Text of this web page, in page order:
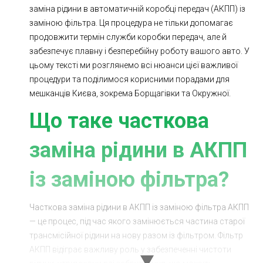
Ходова частина Зчеплення
ГРМ Шиномонтаж
Запчастини Двигун
Гальмівна система Заміна Ременей
заміна рідини в автоматичній коробці передач (АКПП) із
заміною фільтра. Ця процедура не тільки допомагає
продовжити термін служби коробки передач, але й
забезпечує плавну і безперебійну роботу вашого авто. У
цьому тексті ми розглянемо всі нюанси цієї важливої
процедури та поділимося корисними порадами для
мешканців Києва, зокрема Борщагівки та Окружної.
Що таке часткова
заміна рідини в АКПП
із заміною фільтра?
Часткова заміна рідини в АКПП із заміною фільтра АКПП
— це процес, під час якого замінюється частина старої
трансмісійної рідини на нову разом із фільтром. Фільтр
АКПП відіграє важливу роль у забезпеченні чистоти